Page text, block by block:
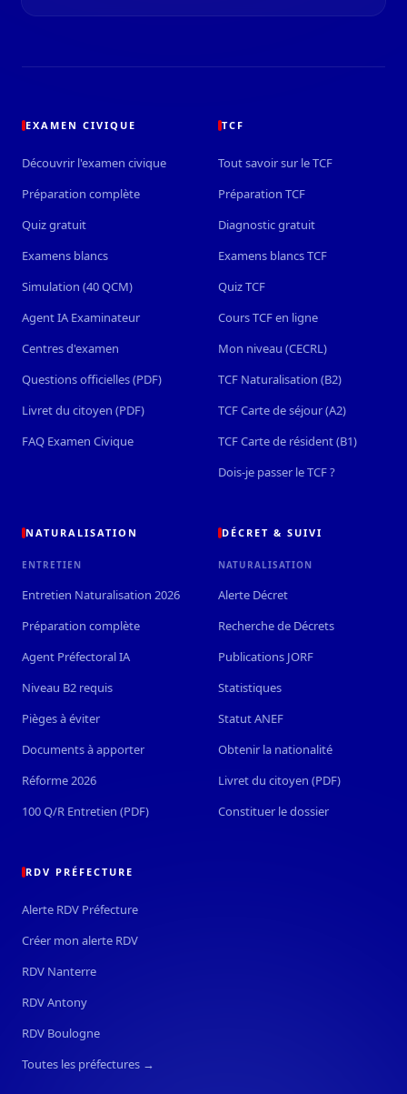
EXAMEN CIVIQUE
Découvrir l'examen civique
Préparation complète
Quiz gratuit
Examens blancs
Simulation (40 QCM)
Agent IA Examinateur
Centres d'examen
Questions officielles (PDF)
Livret du citoyen (PDF)
FAQ Examen Civique
TCF
Tout savoir sur le TCF
Préparation TCF
Diagnostic gratuit
Examens blancs TCF
Quiz TCF
Cours TCF en ligne
Mon niveau (CECRL)
TCF Naturalisation (B2)
TCF Carte de séjour (A2)
TCF Carte de résident (B1)
Dois-je passer le TCF ?
NATURALISATION
ENTRETIEN
Entretien Naturalisation 2026
Préparation complète
Agent Préfectoral IA
Niveau B2 requis
Pièges à éviter
Documents à apporter
Réforme 2026
100 Q/R Entretien (PDF)
DÉCRET & SUIVI
NATURALISATION
Alerte Décret
Recherche de Décrets
Publications JORF
Statistiques
Statut ANEF
Obtenir la nationalité
Livret du citoyen (PDF)
Constituer le dossier
RDV PRÉFECTURE
Alerte RDV Préfecture
Créer mon alerte RDV
RDV Nanterre
RDV Antony
RDV Boulogne
Toutes les préfectures →